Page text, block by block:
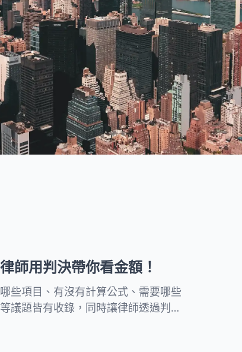
票裁定、假扣押、強制執行，以
及相關民事訴訟程序，來合法地
討回您的債權。
合作律師超過70位，以專業的角
度提供親民的法律知識文章，並
附上流程和注意事項協助民眾處
理日常法律問題。
所有文章
師用判決帶你看金額！
些項目、有沒有計算公式、需要哪些
議題皆有收錄，同時讓律師透過判決